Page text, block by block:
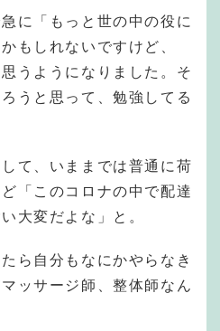
に「もっと世の中の役に
もしれないですけど、
うようになりました。そ
うと思って、勉強してる
て、いままでは普通に荷
「このコロナの中で配達
大変だよな」と。
ら自分もなにかやらなき
ッサージ師、整体師なん